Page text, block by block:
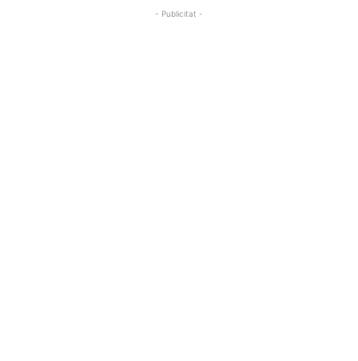
- Publicitat -